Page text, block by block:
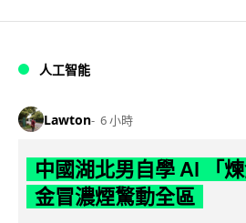
人工智能
Lawton 6 小時
中國湖北男自學 AI 「
金冒濃煙驚動全區